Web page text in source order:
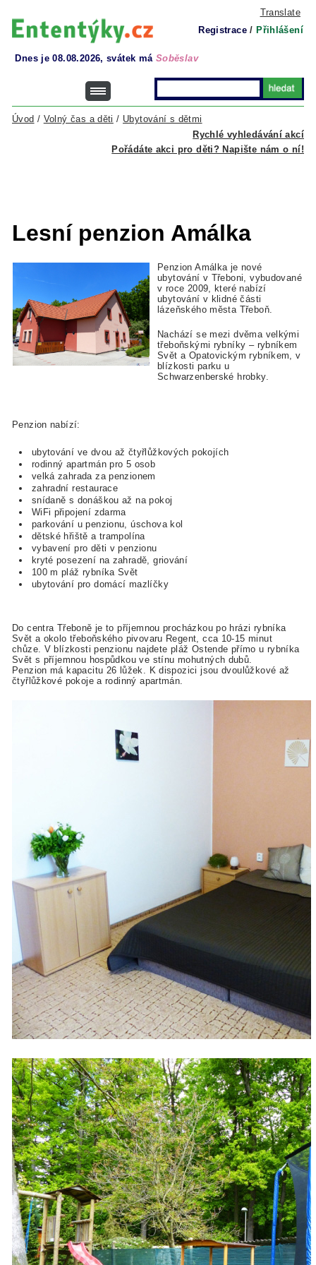
Translate
Registrace / Přihlášení
Dnes je 08.08.2026, svátek má Soběslav
Rychlé vyhledávání akcí
Úvod / Volný čas a děti / Ubytování s dětmi
Pořádáte akci pro děti? Napište nám o ní!
Lesní penzion Amálka
Penzion Amálka je nové
ubytování v Třeboni, vybudované
v roce 2009, které nabízí
ubytování v klidné části
lázeňského města Třeboň.
Nachází se mezi dvěma velkými
třeboňskými rybníky – rybníkem
Svět a Opatovickým rybníkem, v
blízkosti parku u
Schwarzenberské hrobky.
Penzion nabízí:
ubytování ve dvou až čtyřlůžkových pokojích
rodinný apartmán pro 5 osob
velká zahrada za penzionem
zahradní restaurace
snídaně s donáškou až na pokoj
WiFi připojení zdarma
parkování u penzionu, úschova kol
dětské hřiště a trampolína
vybavení pro děti v penzionu
kryté posezení na zahradě, griování
100 m pláž rybníka Svět
ubytování pro domácí mazlíčky
Do centra Třeboně je to příjemnou procházkou po hrázi rybníka
Svět a okolo třeboňského pivovaru Regent, cca 10-15 minut
chůze. V blízkosti penzionu najdete pláž Ostende přímo u rybníka
Svět s příjemnou hospůdkou ve stínu mohutných dubů.
Penzion má kapacitu 26 lůžek. K dispozici jsou dvoulůžkové až
čtyřlůžkové pokoje a rodinný apartmán.